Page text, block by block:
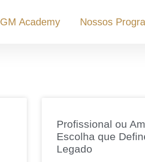
GM Academy Nossos
Profissional ou
Escolha que
Legado